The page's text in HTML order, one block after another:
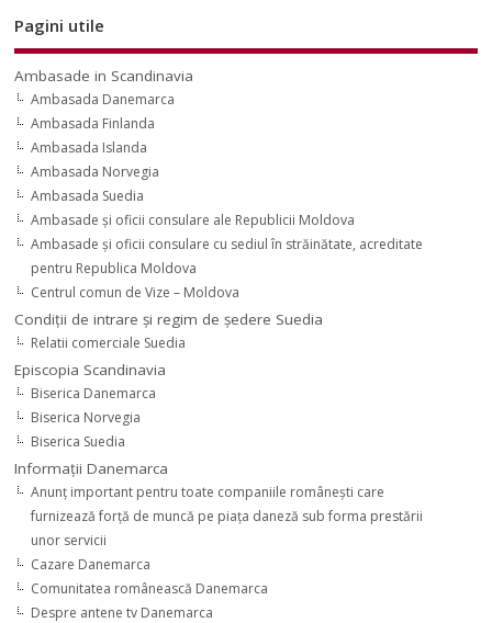
Pagini utile
Ambasade in Scandinavia
Ambasada Danemarca
Ambasada Finlanda
Ambasada Islanda
Ambasada Norvegia
Ambasada Suedia
Ambasade şi oficii consulare ale Republicii Moldova
Ambasade şi oficii consulare cu sediul în străinătate, acreditate
pentru Republica Moldova
Centrul comun de Vize – Moldova
Condiţii de intrare şi regim de şedere Suedia
Relatii comerciale Suedia
Episcopia Scandinavia
Biserica Danemarca
Biserica Norvegia
Biserica Suedia
Informaţii Danemarca
Anunţ important pentru toate companiile româneşti care
furnizează forţă de muncă pe piaţa daneză sub forma prestării
unor servicii
Cazare Danemarca
Comunitatea românească Danemarca
Despre antene tv Danemarca